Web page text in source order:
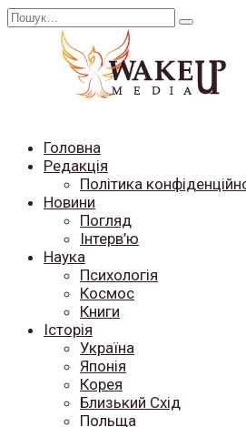
Перейти
Search
Головна
Редакція
Політика
Новини
Погляд
Інтерв’ю
Наука
Психологія
Космос
Книги
Історія
Україна
Японія
Корея
Близький Схід
Польща